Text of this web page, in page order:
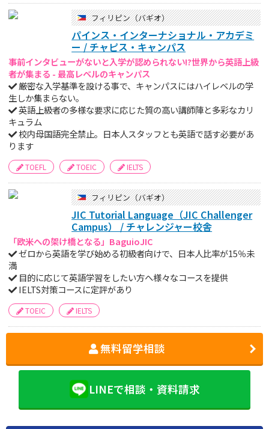
フィリピン（バギオ）
パインス・インターナショナル・アカデミ
ー / チャピス・キャンパス
事前インタビューがないと入学が認められない!?世界から英語上級
者が集まる - 最高レベルのキャンパス
厳密な入学基準を設ける事で、キャンパスにはハイレベルの学
生しか集まらない。
英語上級者の多様な要求に応じた質の高い講師陣と多彩なカリ
キュラム
校内母国語完全禁止。日本人スタッフとも英語で話す必要があ
ります
TOEFL TOEIC IELTS
フィリピン（バギオ）
JIC Tutorial Language（JIC Challenger
Campus） / チャレンジャー校舎
「欧米への架け橋となる」BaguioJIC
ゼロから英語を学び始める初級者向けで、日本人比率が15％未
満
目的に応じて英語学習をしたい方へ様々なコースを提供
IELTS対策コースに定評があり
TOEIC IELTS
無料留学相談
LINEで相談・資料請求